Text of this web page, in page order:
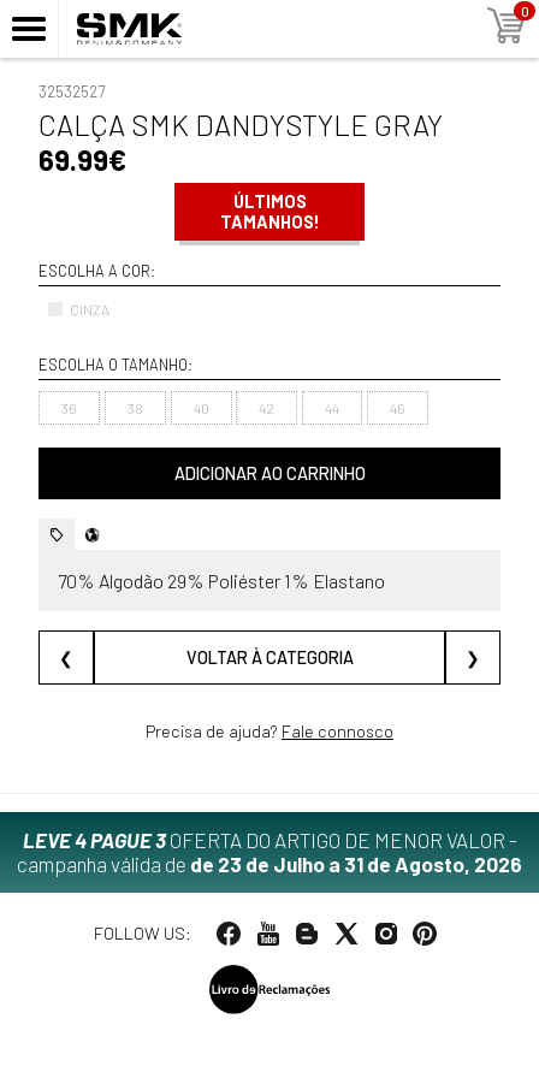
0
32532527
CALÇA SMK DANDYSTYLE GRAY
69.99€
ÚLTIMOS
TAMANHOS!
ESCOLHA A COR:
CINZA
ESCOLHA O TAMANHO:
36 38 40 42 44 46
ADICIONAR AO CARRINHO
70% Algodão 29% Poliéster 1% Elastano
❮ VOLTAR À CATEGORIA ❯
Precisa de ajuda? Fale connosco
LEVE 4 PAGUE 3OFERTA DO ARTIGO DE MENOR VALOR -
campanha válida de de 23 de Julho a 31 de Agosto, 2026
FOLLOW US: